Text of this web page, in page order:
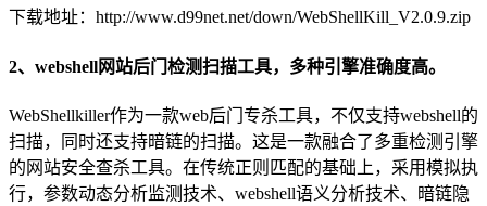
下载地址：http://www.d99net.net/down/WebShellKill_V2.0.9.zip
2、webshell网站后门检测扫描工具，多种引擎准确度高。
WebShellkiller作为一款web后门专杀工具，不仅支持webshell的
扫描，同时还支持暗链的扫描。这是一款融合了多重检测引擎
的网站安全查杀工具。在传统正则匹配的基础上，采用模拟执
行，参数动态分析监测技术、webshell语义分析技术、暗链隐